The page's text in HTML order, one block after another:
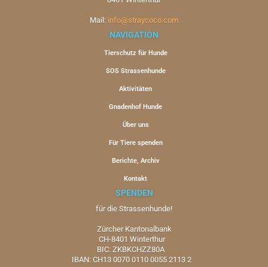
Mail: info@straycoco.com
NAVIGATION
Tierschutz für Hunde
SOS Strassenhunde
Aktivitäten
Gnadenhof Hunde
Über uns
Für Tiere spenden
Berichte, Archiv
Kontakt
SPENDEN
für die Strassenhunde!
Zürcher Kantonalbank
CH-8401 Winterthur
BIC: ZKBKCHZZ80A
IBAN: CH13 0070 0110 0055 2113 2